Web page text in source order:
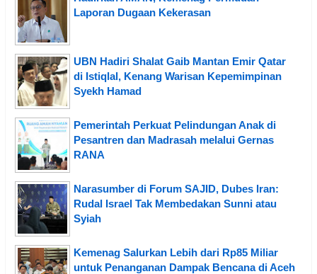
Laporan Dugaan Kekerasan
UBN Hadiri Shalat Gaib Mantan Emir Qatar
di Istiqlal, Kenang Warisan Kepemimpinan
Syekh Hamad
Pemerintah Perkuat Pelindungan Anak di
Pesantren dan Madrasah melalui Gernas
RANA
Narasumber di Forum SAJID, Dubes Iran:
Rudal Israel Tak Membedakan Sunni atau
Syiah
Kemenag Salurkan Lebih dari Rp85 Miliar
untuk Penanganan Dampak Bencana di Aceh